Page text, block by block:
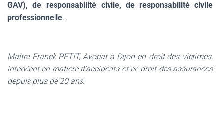
GAV), de responsabilité civile, de responsabilité civile
professionnelle…
Maître Franck PETIT, Avocat à Dijon en droit des victimes,
intervient en matière d’accidents et en droit des assurances
depuis plus de 20 ans.